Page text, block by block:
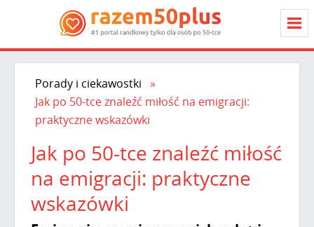
Porady i ciekawostki
Jak po 50-tce znaleźć miłość na emigracji:
praktyczne wskazówki
Jak po 50-tce znaleźć miłość
na emigracji: praktyczne
wskazówki